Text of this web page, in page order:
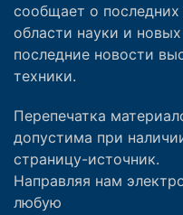
сообщает о
области науки и
последние новости
техники.
Перепечатка
допустима при
страницу-источник.
Направляя нам
любую